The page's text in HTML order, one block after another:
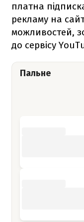
платна
рекламу на
можливостей,
до сервісу
Пальне